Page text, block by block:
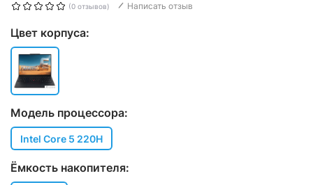
(0 отзывов) Написать отзыв
Цвет корпуса:
Модель процессора:
Intel Core 5 220H
Ёмкость накопителя: